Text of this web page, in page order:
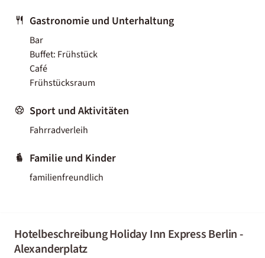
Gastronomie und Unterhaltung
Bar
Buffet: Frühstück
Café
Frühstücksraum
Sport und Aktivitäten
Fahrradverleih
Familie und Kinder
familienfreundlich
Hotelbeschreibung Holiday Inn Express Berlin -
Alexanderplatz